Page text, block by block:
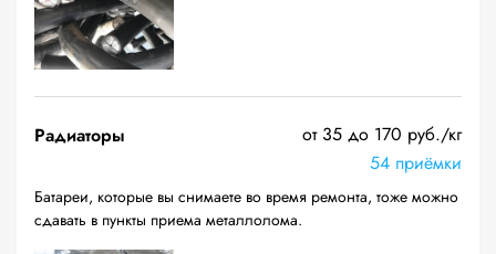
Радиаторы
от 35 до 170 руб./кг
54 приёмки
Батареи, которые вы снимаете во время ремонта, тоже можно
сдавать в пункты приема металлолома.